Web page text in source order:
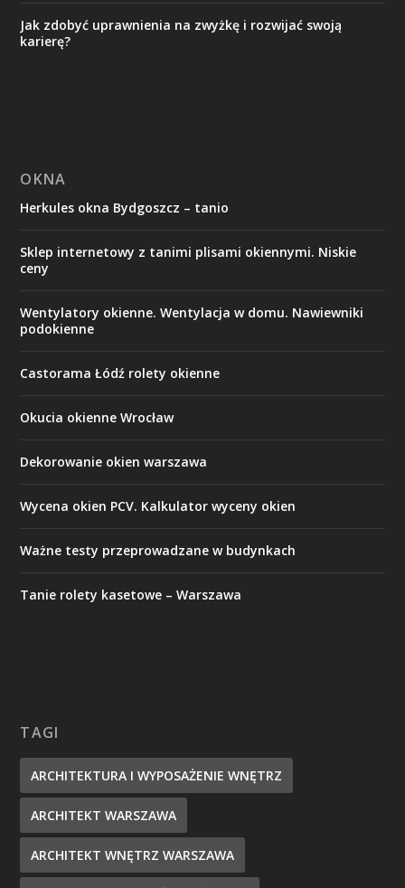
Jak zdobyć uprawnienia na zwyżkę i rozwijać swoją
karierę?
OKNA
Herkules okna Bydgoszcz – tanio
Sklep internetowy z tanimi plisami okiennymi. Niskie
ceny
Wentylatory okienne. Wentylacja w domu. Nawiewniki
podokienne
Castorama Łódź rolety okienne
Okucia okienne Wrocław
Dekorowanie okien warszawa
Wycena okien PCV. Kalkulator wyceny okien
Ważne testy przeprowadzane w budynkach
Tanie rolety kasetowe – Warszawa
TAGI
ARCHITEKTURA I WYPOSAŻENIE WNĘTRZ
ARCHITEKT WARSZAWA
ARCHITEKT WNĘTRZ WARSZAWA